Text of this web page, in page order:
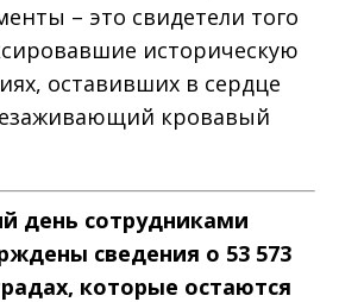
– это свидетели того
историческую
оставивших в сердце
кровавый
день сотрудниками
сведения о 53 573
которые остаются